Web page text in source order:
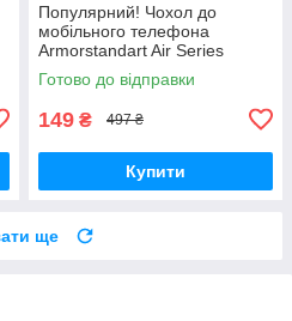
Популярний! Чохол до
мобільного телефона
Armorstandart Air Series
Xiaomi Redmi A2 Camera
cover Transparent
Готово до відправки
149 ₴ 497 ₴
Купити
ще